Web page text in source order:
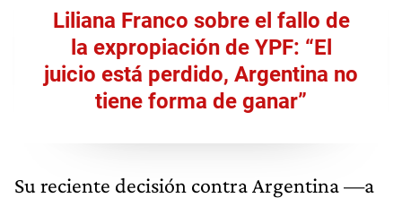
Liliana Franco sobre el fallo de
la expropiación de YPF: “El
juicio está perdido, Argentina no
tiene forma de ganar”
Su reciente decisión contra Argentina —a